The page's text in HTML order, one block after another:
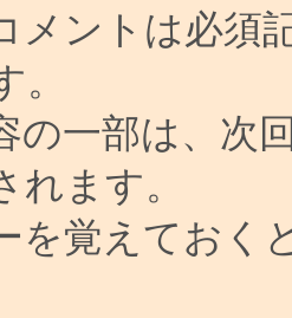
メントは必須
。
の一部は、次
れます。
を覚えておく